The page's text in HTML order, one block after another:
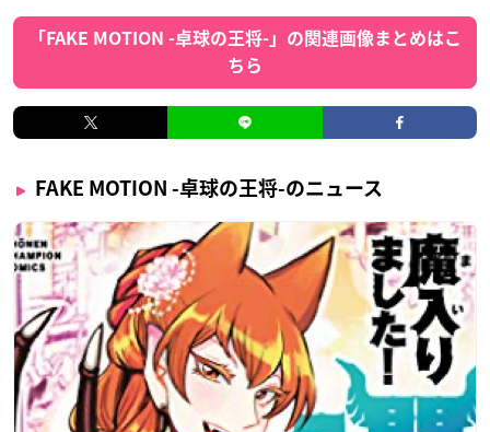
「FAKE MOTION -卓球の王将-」の関連画像まとめはこ
ちら
FAKE MOTION -卓球の王将-のニュース